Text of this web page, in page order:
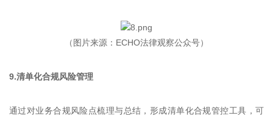
（图片来源：ECHO法律观察公众号）
9.清单化合规风险管理
通过对业务合规风险点梳理与总结，形成清单化合规管控工具，可